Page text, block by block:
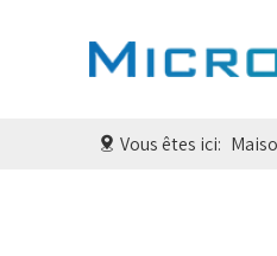
Vous êtes ici: